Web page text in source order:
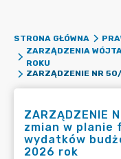
STRONA GŁÓWNA
ZARZĄDZENIA
ROKU
ZARZĄDZENIE
zmian w planie
wydatków
2026 rok